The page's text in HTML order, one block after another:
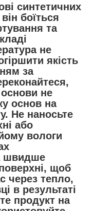
синтетичних
боїться
та
не
якість
за
не
основ на
Не наносьте
або
вологи
швидше
щоб
через тепло,
в результаті
продукт на